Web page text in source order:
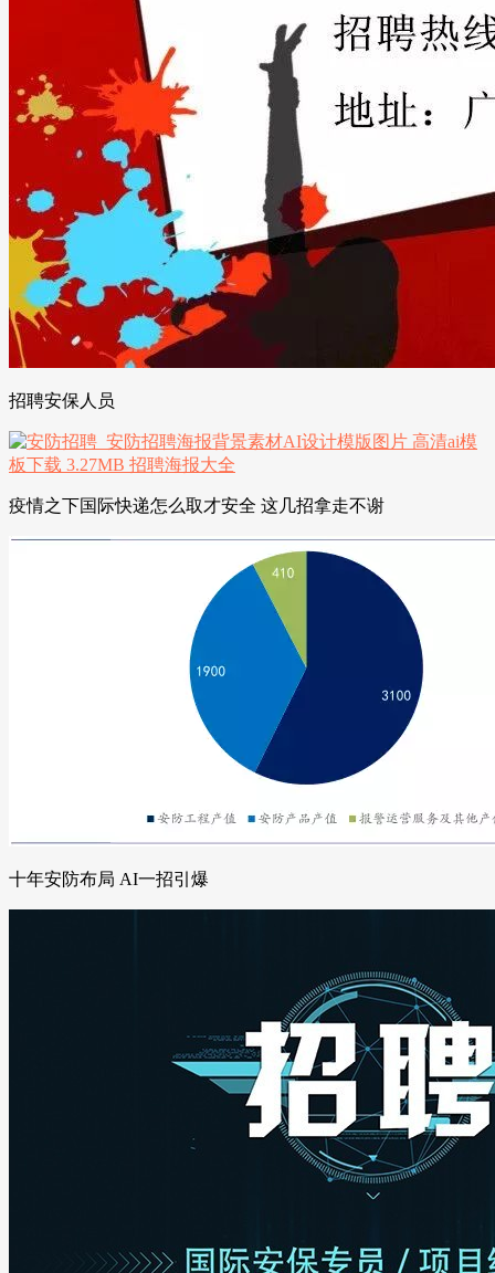
招聘安保人员
疫情之下国际快递怎么取才安全 这几招拿走不谢
十年安防布局 AI一招引爆